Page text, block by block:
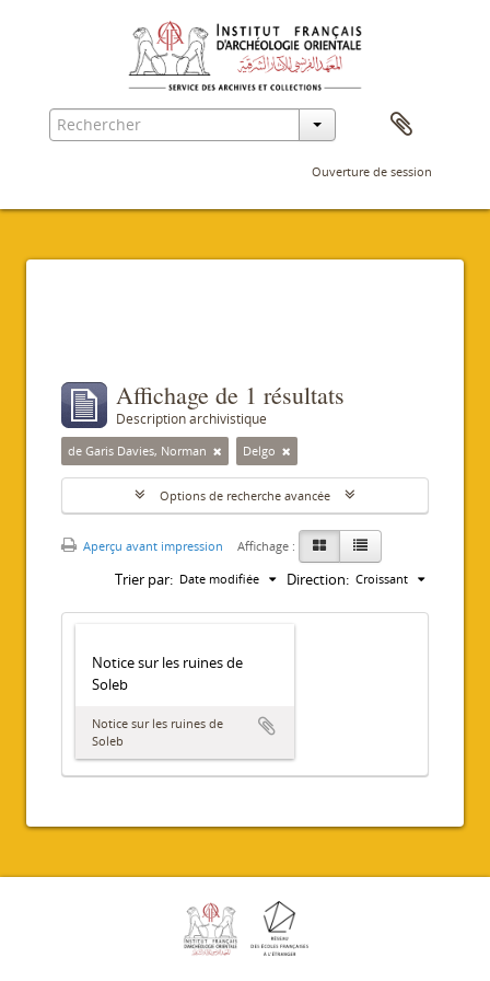
Ouverture de session
Affichage de 1 résultats
Description archivistique
de Garis Davies, Norman Delgo
Options de recherche avancée
Aperçu avant impression Affichage :
Trier par: Date modifiée Direction: Croissant
Notice sur les ruines de
Soleb
Notice sur les ruines de
Soleb